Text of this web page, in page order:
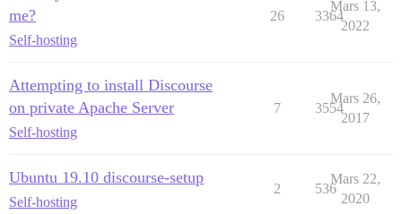
me?
Self-hosting
26 3364
Mars 13,
2022
Attempting to install Discourse
on private Apache Server
Self-hosting
7 3554
Mars 26,
2017
Ubuntu 19.10 discourse-setup
Self-hosting
2 536
Mars 22,
2020